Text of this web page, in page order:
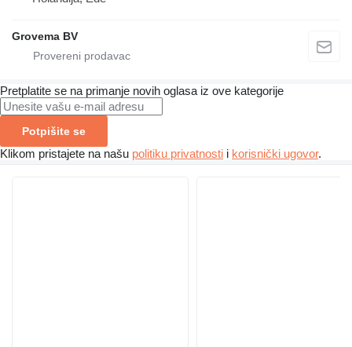
Grovema BV
Pretplatite se na primanje novih oglasa iz ove kategorije
Potpišite se
Klikom pristajete na našu politiku privatnosti i korisnički ugovor.